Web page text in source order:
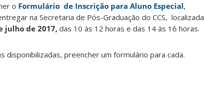
o Formulário de Inscrição para Aluno Especial,
na Secretaria de Pós-Graduação do CCS, localizada
julho de 2017,das 10 às 12 horas e das 14 às 16 horas.
disponibilizadas, preencher um formulário para cada.